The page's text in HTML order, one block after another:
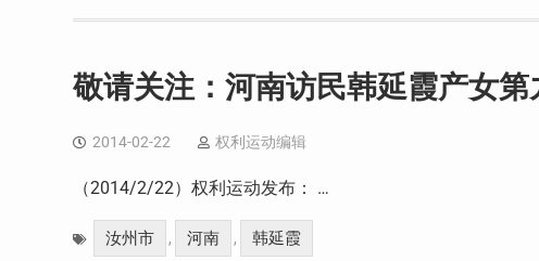
敬请关注：河南访民韩延霞产女
2014-02-22 权利运动编辑
（2014/2/22）权利运动发布： …
汝州市 , 河南 , 韩延霞